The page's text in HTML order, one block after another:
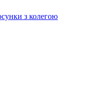
з колегою